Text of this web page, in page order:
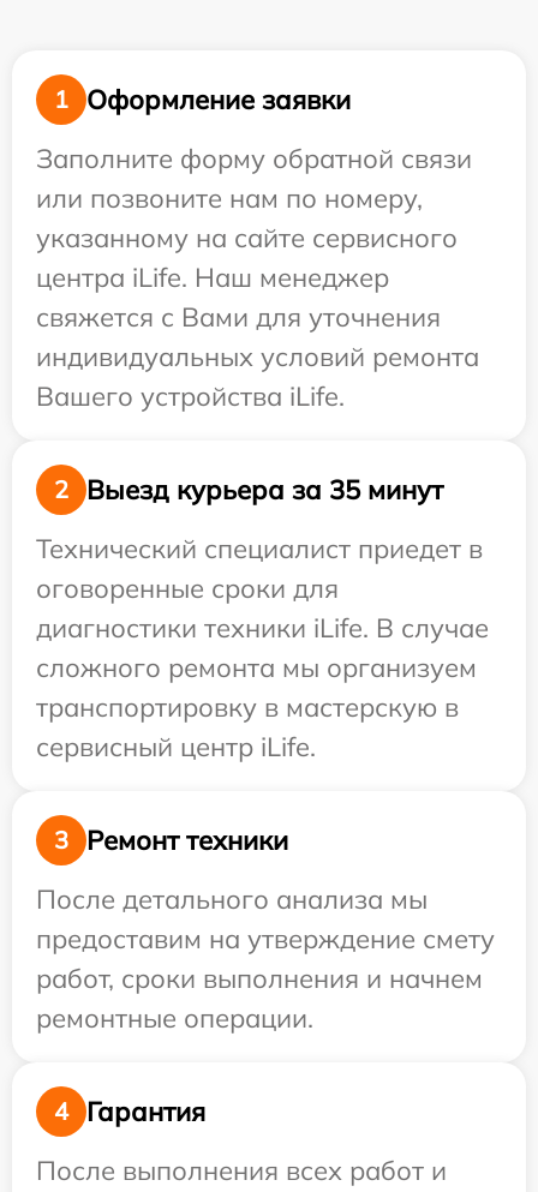
1
Оформление заявки
Заполните форму обратной связи
или позвоните нам по номеру,
указанному на сайте сервисного
центра iLife. Наш менеджер
свяжется с Вами для уточнения
индивидуальных условий ремонта
Вашего устройства iLife.
2
Выезд курьера за 35 минут
Технический специалист приедет в
оговоренные сроки для
диагностики техники iLife. В случае
сложного ремонта мы организуем
транспортировку в мастерскую в
сервисный центр iLife.
3
Ремонт техники
После детального анализа мы
предоставим на утверждение смету
работ, сроки выполнения и начнем
ремонтные операции.
4
Гарантия
После выполнения всех работ и